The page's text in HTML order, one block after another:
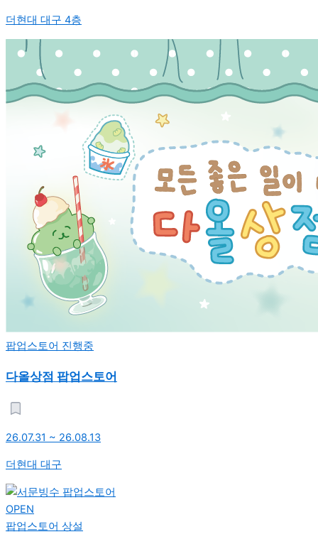
더현대 대구 4층
팝업스토어 진행중
다올상점 팝업스토어
26.07.31 ~ 26.08.13
더현대 대구
팝업스토어 상설